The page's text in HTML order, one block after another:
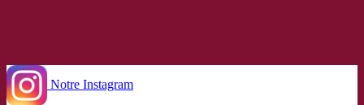
Notre Instagram